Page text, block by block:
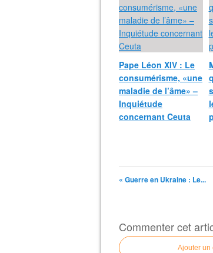
Pape Léon XIV : Le
consumérisme, «une
maladie de l’âme» –
Inquiétude
concernant Ceuta
« Guerre en Ukraine : Le...
Commenter cet
Ajouter un